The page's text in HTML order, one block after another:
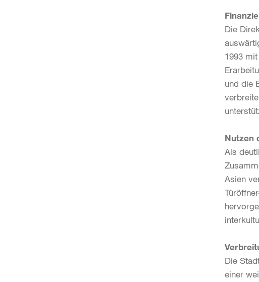
Die
1993
und die
Nutzen
Als
Asien
Die
einer